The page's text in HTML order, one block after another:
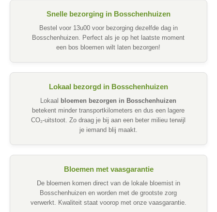
Snelle bezorging in Bosschenhuizen
Bestel voor 13u00 voor bezorging dezelfde dag in
Bosschenhuizen. Perfect als je op het laatste moment
een bos bloemen wilt laten bezorgen!
Lokaal bezorgd in Bosschenhuizen
Lokaal
bloemen bezorgen in Bosschenhuizen
betekent minder transportkilometers en dus een lagere
CO₂-uitstoot. Zo draag je bij aan een beter milieu terwijl
je iemand blij maakt.
Bloemen met vaasgarantie
De bloemen komen direct van de lokale bloemist in
Bosschenhuizen en worden met de grootste zorg
verwerkt. Kwaliteit staat voorop met onze vaasgarantie.